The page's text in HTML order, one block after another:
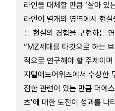
라인을 대체할 만큼 ‘살아 있
라인이 별개의 영역에서 현
는 현실의 경험을 구현하는
“MZ세대를 타깃으로 하는
적으로 연구해야 할 주제이
지털애드어워즈에서 수상한
접한 관련이 있는 만큼 더에
츠’에 대한 도전이 성과를 나